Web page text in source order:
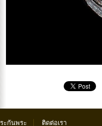
ะกันพระ ติดต่อเรา